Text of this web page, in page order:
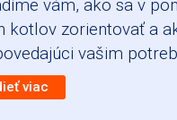
vám, ako sa v
kotlov zorientovať a
vašim
viac